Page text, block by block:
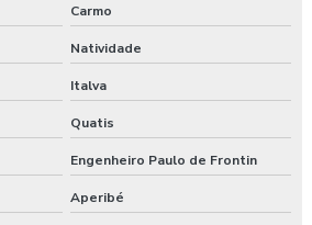
do trabalho
do trabalho
e saúde do trabalho
Carmo
Natividade
Italva
Quatis
Engenheiro Paulo de Frontin
Aperibé